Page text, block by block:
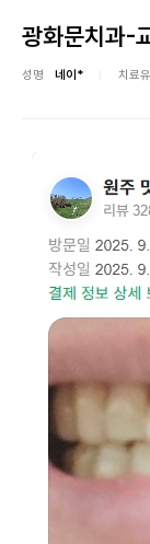
광화문치과-
성명 네이* 치료